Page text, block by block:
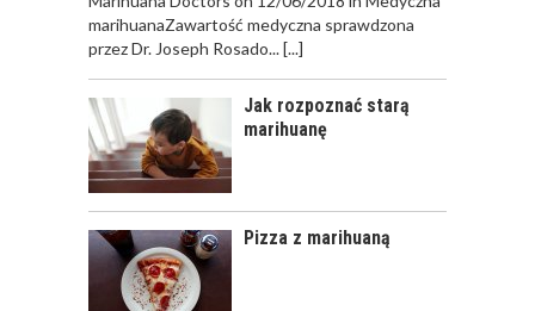
marihuanaZawartość medyczna sprawdzona
przez Dr. Joseph Rosado...[...]
Jak rozpoznać starą
marihuanę
Pizza z marihuaną